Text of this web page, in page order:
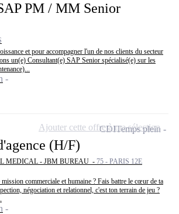
PM / MM Senior
et pour accompagner l'un de nos clients du secteur
un(e) Consultant(e) SAP Senior spécialisé(e) sur les
(H/F)
MEDICAL - JBM BUREAU - 75 - PARIS 12E
commerciale et humaine ? Fais battre le cœur de ta
négociation et relationnel, c'est ton terrain de jeu ?
CDITemps plein
Ajouter cette offre à ma sélection